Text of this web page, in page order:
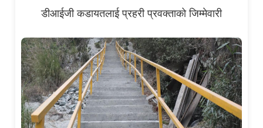
डीआईजी कडायतलाई प्रहरी प्रवक्ताको जिम्मेवारी